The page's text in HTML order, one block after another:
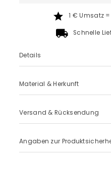
1 € Umsatz
Schnelle
Details
Material & Herkunft
Versand & Rücksendung
Angaben zur